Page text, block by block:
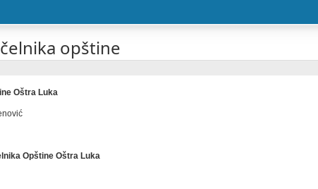
opštine
Oštra Luka
Opštine Oštra Luka